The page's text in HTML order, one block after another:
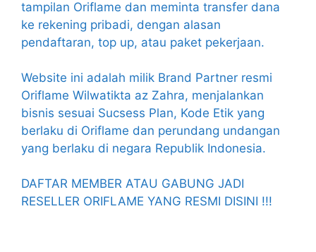
tampilan Oriflame dan meminta transfer dana
ke rekening pribadi, dengan alasan
pendaftaran, top up, atau paket pekerjaan.
Website ini adalah milik Brand Partner resmi
Oriflame Wilwatikta az Zahra, menjalankan
bisnis sesuai Sucsess Plan, Kode Etik yang
berlaku di Oriflame dan perundang undangan
yang berlaku di negara Republik Indonesia.
DAFTAR MEMBER ATAU GABUNG JADI
RESELLER ORIFLAME YANG RESMI DISINI !!!